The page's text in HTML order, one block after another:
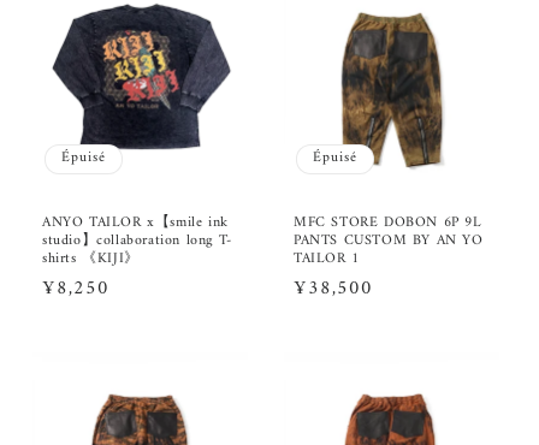
Épuisé
ANYO TAILOR x【smile ink
studio】collaboration long T-
shirts 《KIJI》
Prix
¥8,250
Épuisé
MFC STORE DOBON 6P 9L
PANTS CUSTOM BY AN YO
TAILOR 1
Prix
¥38,500